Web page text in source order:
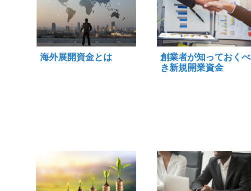
海外展開資金とは
創業者が知っておくべ
き新規開業資金